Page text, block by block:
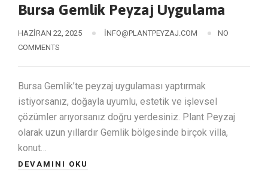
Bursa Gemlik Peyzaj Uygulama
HAZIRAN 22, 2025 INFO@PLANTPEYZAJ.COM
NO
COMMENTS
Bursa Gemlik’te peyzaj uygulaması yaptırmak
istiyorsanız, doğayla uyumlu, estetik ve işlevsel
çözümler arıyorsanız doğru yerdesiniz. Plant Peyzaj
olarak uzun yıllardır Gemlik bölgesinde birçok villa,
konut…
DEVAMINI OKU